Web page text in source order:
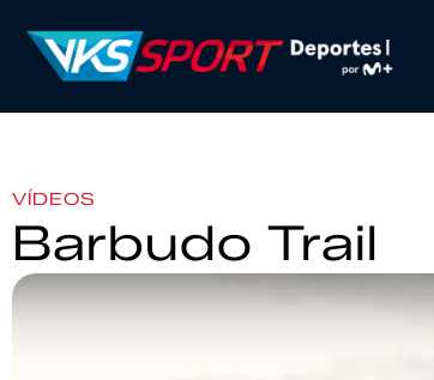
VÍDEOS
Barbudo Trail